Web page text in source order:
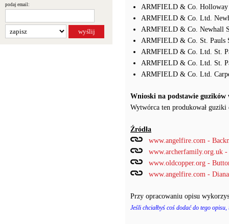
podaj email:
ARMFIELD & Co. Holloway
ARMFIELD & Co. Ltd.
ARMFIELD & Co. Newhall
ARMFIELD & Co. St. Pauls
ARMFIELD & Co. Ltd. St.
ARMFIELD & Co. Ltd. St.
ARMFIELD & Co. Ltd.
Wnioski na podstawie
Wytwórca ten produkował
Źródła
www.angelfire.com -
www.archerfamily.org.uk
www.oldcopper.org -
www.angelfire.com -
Przy opracowaniu opisu
Jeśli chciałbyś coś dodać do tego